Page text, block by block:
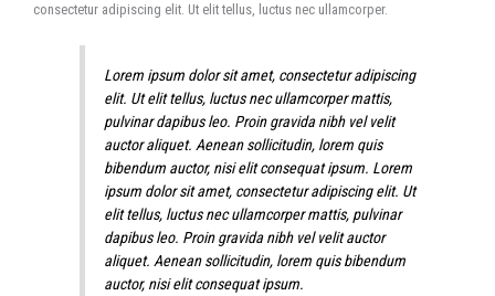
consectetur adipiscing elit. Ut elit tellus, luctus nec ullamcorper.
Lorem ipsum dolor sit amet, consectetur adipiscing
elit. Ut elit tellus, luctus nec ullamcorper mattis,
pulvinar dapibus leo. Proin gravida nibh vel velit
auctor aliquet. Aenean sollicitudin, lorem quis
bibendum auctor, nisi elit consequat ipsum. Lorem
ipsum dolor sit amet, consectetur adipiscing elit. Ut
elit tellus, luctus nec ullamcorper mattis, pulvinar
dapibus leo. Proin gravida nibh vel velit auctor
aliquet. Aenean sollicitudin, lorem quis bibendum
auctor, nisi elit consequat ipsum.